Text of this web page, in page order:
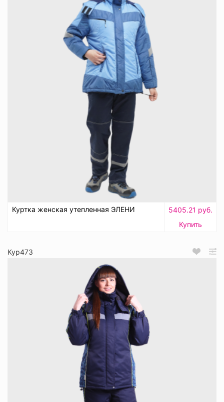
Куртка женская утепленная ЭЛЕНИ
5405.21 руб.
Купить
Кур473